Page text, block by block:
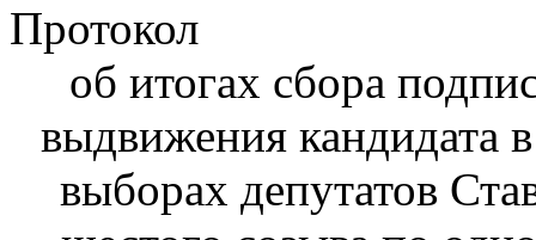
Протокол
об итогах сбора
выдвижения кандидата
выборах депутатов